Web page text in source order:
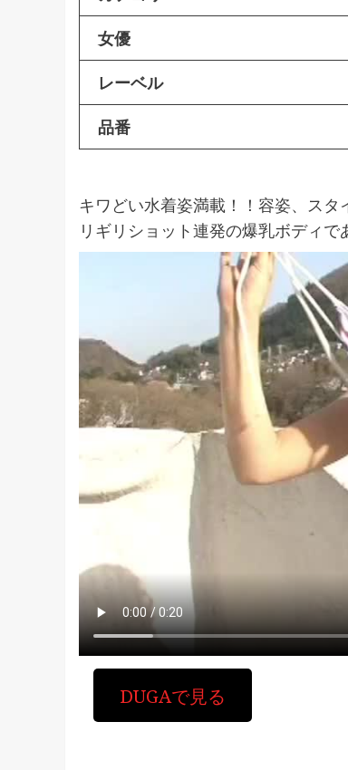
女優
レーベル
品番
キワどい水着姿満載！！容姿、ス
リギリショット連発の爆乳ボディで
DUGAで見る